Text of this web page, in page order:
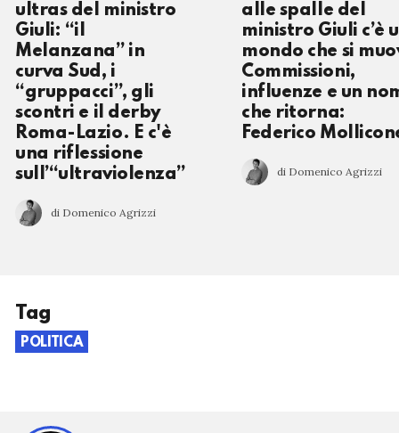
ultras del ministro
Giuli: “il
Melanzana” in
curva Sud, i
“gruppacci”, gli
scontri e il derby
Roma-Lazio. E c'è
una riflessione
sull’“ultraviolenza”
di Domenico Agrizzi
alle spalle del
ministro Giuli c’è
mondo che si
Commissioni,
influenze e un
che ritorna:
Federico
di Domenico Agrizzi
Tag
POLITICA